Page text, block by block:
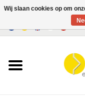
Wij slaan cookies op om